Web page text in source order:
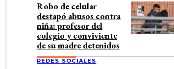
Robo de celular
destapó abusos contra
niña: profesor del
colegio y conviviente
de su madre detenidos
REDES SOCIALES